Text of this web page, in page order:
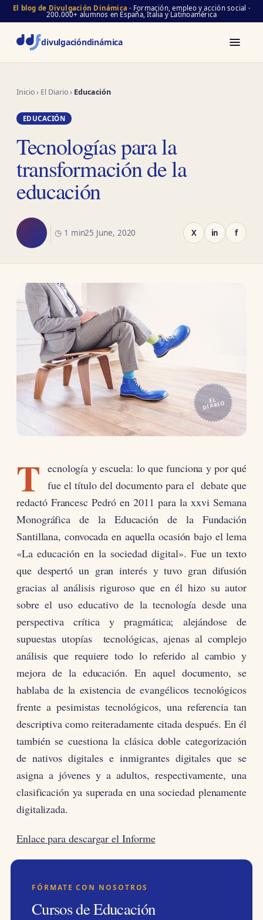
El blog de Divulgación Dinámica · Formación, empleo y acción social ·
200.000+ alumnos en España, Italia y Latinoamérica
divulgacióndinámica
Inicio› El Diario› Educación
EDUCACIÓN
Tecnologías para la
transformación de la
educación
◷ 1 min25 June, 2020 X in f
EL
DIARIO
T ecnología y escuela: lo que funciona y por qué
fue el título del documento para el debate que
redactó Francesc Pedró en 2011 para la xxvi Semana
Monográfica de la Educación de la Fundación
Santillana, convocada en aquella ocasión bajo el lema
«La educación en la sociedad digital». Fue un texto
que despertó un gran interés y tuvo gran difusión
gracias al análisis riguroso que en él hizo su autor
sobre el uso educativo de la tecnología desde una
perspectiva crítica y pragmática; alejándose de
supuestas utopías tecnológicas, ajenas al complejo
análisis que requiere todo lo referido al cambio y
mejora de la educación. En aquel documento, se
hablaba de la existencia de evangélicos tecnológicos
frente a pesimistas tecnológicos, una referencia tan
descriptiva como reiteradamente citada después. En él
también se cuestiona la clásica doble categorización
de nativos digitales e inmigrantes digitales que se
asigna a jóvenes y a adultos, respectivamente, una
clasificación ya superada en una sociedad plenamente
digitalizada.
Enlace para descargar el Informe
FÓRMATE CON NOSOTROS
Cursos de Educación